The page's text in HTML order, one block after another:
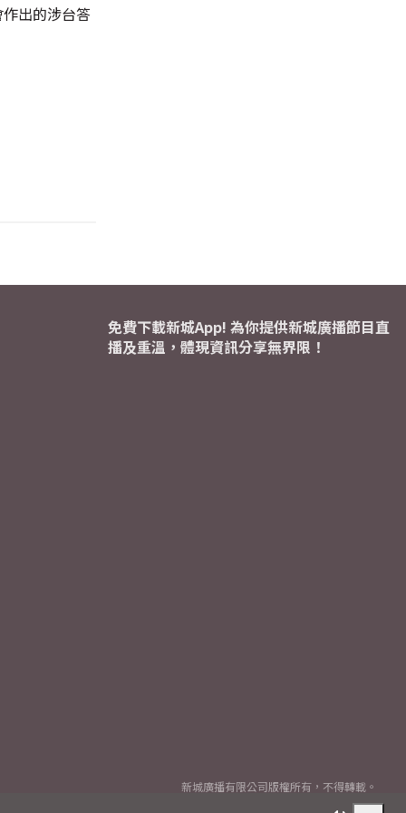
出的涉台答
免費下載新城App! 為你提供新城廣播節目直
播及重溫，體現資訊分享無界限！
新城廣播有限公司版權所有，不得轉載。
2026© Metro Broadcast Corporation Limited. All rights reserved.